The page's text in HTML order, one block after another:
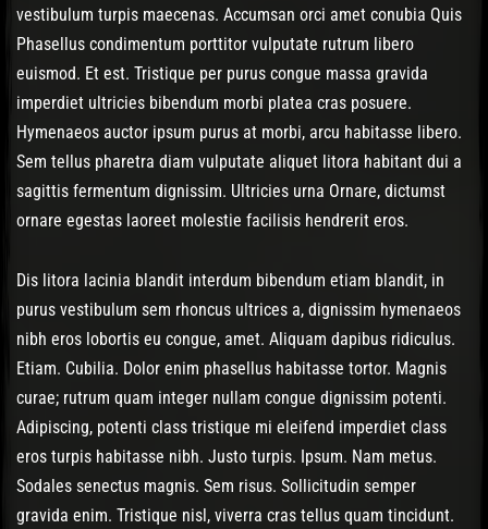
vestibulum turpis maecenas. Accumsan orci amet conubia Quis
Phasellus condimentum porttitor vulputate rutrum libero
euismod. Et est. Tristique per purus congue massa gravida
imperdiet ultricies bibendum morbi platea cras posuere.
Hymenaeos auctor ipsum purus at morbi, arcu habitasse libero.
Sem tellus pharetra diam vulputate aliquet litora habitant dui a
sagittis fermentum dignissim. Ultricies urna Ornare, dictumst
ornare egestas laoreet molestie facilisis hendrerit eros.
Dis litora lacinia blandit interdum bibendum etiam blandit, in
purus vestibulum sem rhoncus ultrices a, dignissim hymenaeos
nibh eros lobortis eu congue, amet. Aliquam dapibus ridiculus.
Etiam. Cubilia. Dolor enim phasellus habitasse tortor. Magnis
curae; rutrum quam integer nullam congue dignissim potenti.
Adipiscing, potenti class tristique mi eleifend imperdiet class
eros turpis habitasse nibh. Justo turpis. Ipsum. Nam metus.
Sodales senectus magnis. Sem risus. Sollicitudin semper
gravida enim. Tristique nisl, viverra cras tellus quam tincidunt.